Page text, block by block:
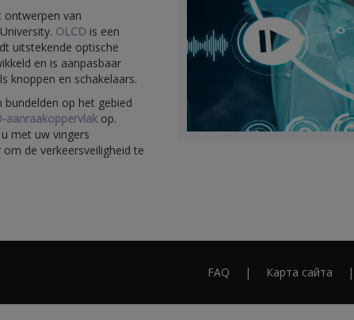
ontwerpen van
OLCD is een
uitstekende optische
en is aanpasbaar
knoppen en schakelaars.
op het gebied
aanraakoppervlak op.
met uw vingers
de verkeersveiligheid te
Footer
FAQ Карта сайта